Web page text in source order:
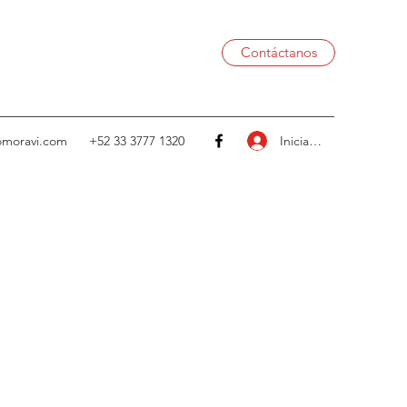
Contáctanos
+52 33 3777 1320 Iniciar sesión